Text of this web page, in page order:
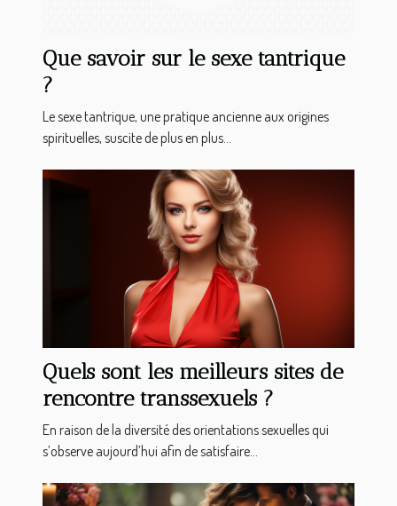
Que savoir sur le sexe tantrique
?
Le sexe tantrique, une pratique ancienne aux origines
spirituelles, suscite de plus en plus...
Quels sont les meilleurs sites de
rencontre transsexuels ?
En raison de la diversité des orientations sexuelles qui
s’observe aujourd’hui afin de satisfaire...